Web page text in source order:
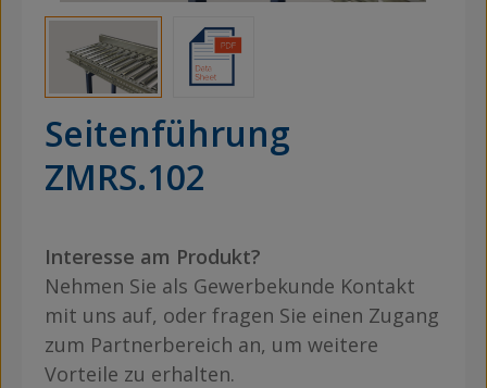
Seitenführung
ZMRS.102
Interesse am Produkt?
Nehmen Sie als Gewerbekunde Kontakt
mit uns auf, oder fragen Sie einen Zugang
zum Partnerbereich an, um weitere
Vorteile zu erhalten.